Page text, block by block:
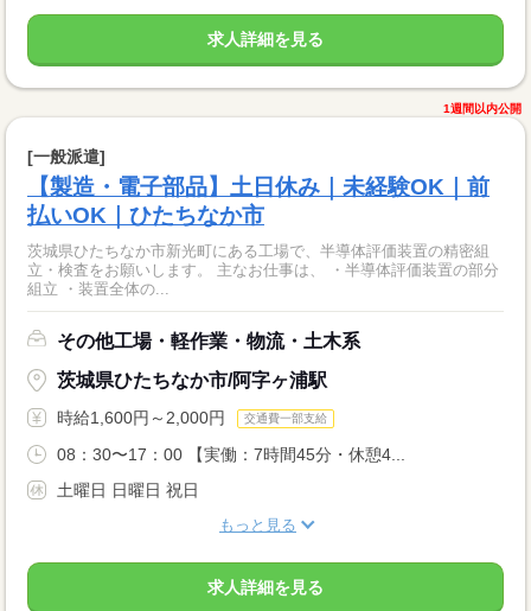
求人詳細を見る
1週間以内公開
[一般派遣]
【製造・電子部品】土日休み｜未経験OK｜前
払いOK｜ひたちなか市
茨城県ひたちなか市新光町にある工場で、半導体評価装置の精密組
立・検査をお願いします。 主なお仕事は、 ・半導体評価装置の部分
組立 ・装置全体の...
その他工場・軽作業・物流・土木系
茨城県ひたちなか市/阿字ヶ浦駅
時給1,600円～2,000円 交通費一部支給
08：30〜17：00 【実働：7時間45分・休憩4...
土曜日 日曜日 祝日
もっと見る
求人詳細を見る